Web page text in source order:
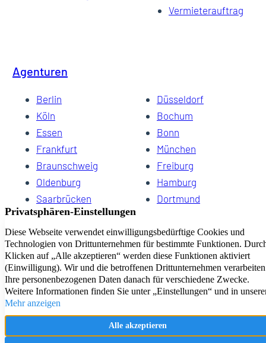
Vermieterauftrag
Agenturen
Berlin
Düsseldorf
Köln
Bochum
Essen
Bonn
Frankfurt
München
Braunschweig
Freiburg
Oldenburg
Hamburg
Saarbrücken
Dortmund
Hannover
Dresden
Kiel
Wuppertal
Bremen
HomeCompany eG Ihre Agenturen für Wohnen auf Zeit